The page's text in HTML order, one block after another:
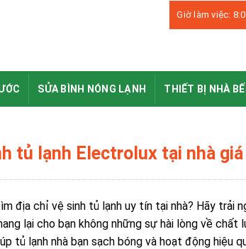
Giờ làm việc:
SỬA BÌNH NÓNG LẠNH THIẾT BỊ NHÀ
tủ lạnh Electrolux tại nhà
địa chỉ vệ sinh tủ lạnh uy tín tại nhà? Hãy trải
lại cho bạn không những sự hài lòng về
tủ lạnh nhà bạn sạch bóng và hoạt động hiệu